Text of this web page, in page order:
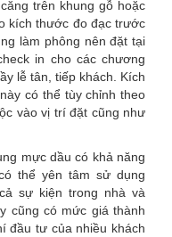
trên khung gỗ hoặc
kích thước đo đạc trước
làm phông nên đặt tại
in cho các chương
lễ tân, tiếp khách. Kích
có thể tùy chỉnh theo
vào vị trí đặt cũng như
mực dầu có khả năng
thể yên tâm sử dụng
sự kiện trong nhà và
cũng có mức giá thành
đầu tư của nhiều khách